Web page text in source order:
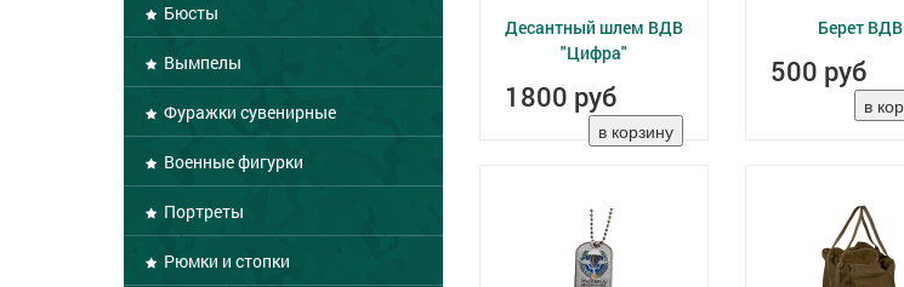
Бюсты
Вымпелы
Фуражки сувенирные
Военные фигурки
Портреты
Рюмки и стопки
Десантный шлем ВДВ
"Цифра"
1800 руб
Берет ВДВ
500 руб